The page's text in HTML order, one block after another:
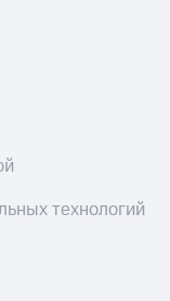
технологий